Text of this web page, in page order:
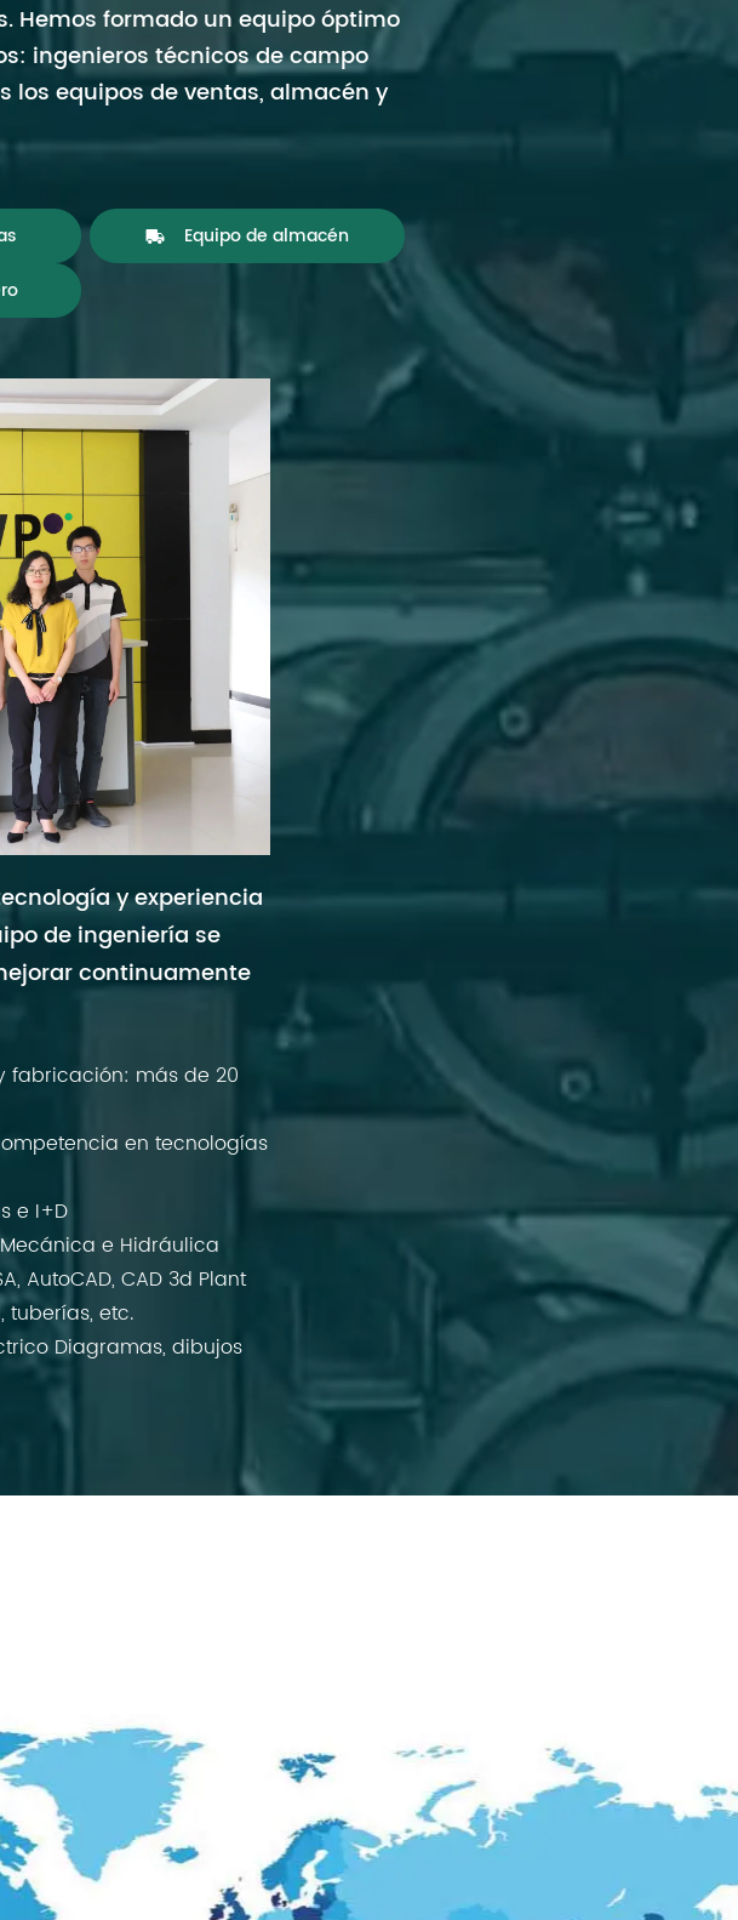
Hemos formado un equipo óptimo
ingenieros técnicos de campo
los equipos de ventas, almacén y
Equipo de almacén
y experiencia
de ingeniería se
continuamente
fabricación: más de 20
en tecnologías
e I+D
e Hidráulica
AutoCAD, CAD 3d Plant
etc.
Diagramas, dibujos